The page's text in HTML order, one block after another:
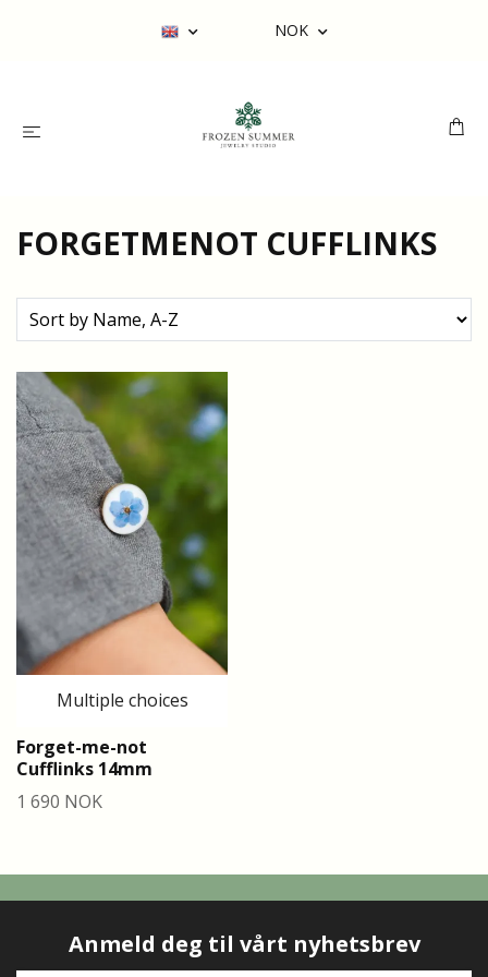
NOK
FORGETMENOT CUFFLINKS
Multiple choices
Forget-me-not
Cufflinks 14mm
1 690 NOK
Anmeld deg til vårt nyhetsbrev